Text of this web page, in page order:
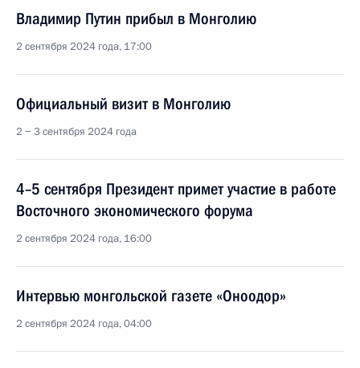
Владимир Путин прибыл в Монголию
2 сентября 2024 года, 17:00
Официальный визит в Монголию
2 − 3 сентября 2024 года
4–5 сентября Президент примет участие в работе
Восточного экономического форума
2 сентября 2024 года, 16:00
Интервью монгольской газете «Оноодор»
2 сентября 2024 года, 04:00